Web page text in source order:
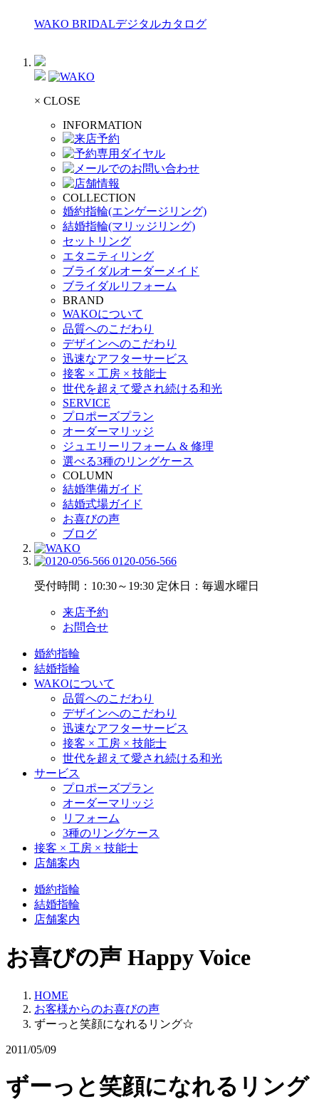
WAKO BRIDALデジタルカタログ
× CLOSE
INFORMATION
COLLECTION
婚約指輪(エンゲージリング)
結婚指輪(マリッジリング)
セットリング
エタニティリング
ブライダルオーダーメイド
ブライダルリフォーム
BRAND
WAKOについて
品質へのこだわり
デザインへのこだわり
迅速なアフターサービス
接客 × 工房 × 技能士
世代を超えて愛され続ける和光
SERVICE
プロポーズプラン
オーダーマリッジ
ジュエリーリフォーム & 修理
選べる3種のリングケース
COLUMN
結婚準備ガイド
結婚式場ガイド
お喜びの声
ブログ
0120-056-566
受付時間：10:30～19:30 定休日：毎週水曜日
来店予約
お問合せ
婚約指輪
結婚指輪
WAKOについて
品質へのこだわり
デザインへのこだわり
迅速なアフターサービス
接客 × 工房 × 技能士
世代を超えて愛され続ける和光
サービス
プロポーズプラン
オーダーマリッジ
リフォーム
3種のリングケース
接客 × 工房 × 技能士
店舗案内
婚約指輪
結婚指輪
店舗案内
お喜びの声 Happy Voice
HOME
お客様からのお喜びの声
ずーっと笑顔になれるリング☆
2011/05/09
ずーっと笑顔になれるリング